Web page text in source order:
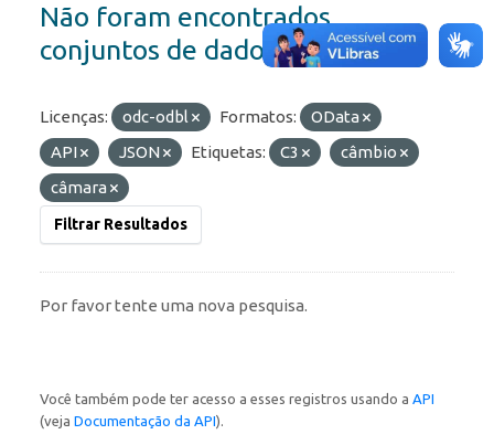
Não foram encontrados
conjuntos de dados
Licenças: odc-odbl Formatos:
OData
API
JSON Etiquetas: C3
câmbio
câmara
Filtrar Resultados
Por favor tente uma nova pesquisa.
Você também pode ter acesso a esses registros usando a API
(veja Documentação da API).